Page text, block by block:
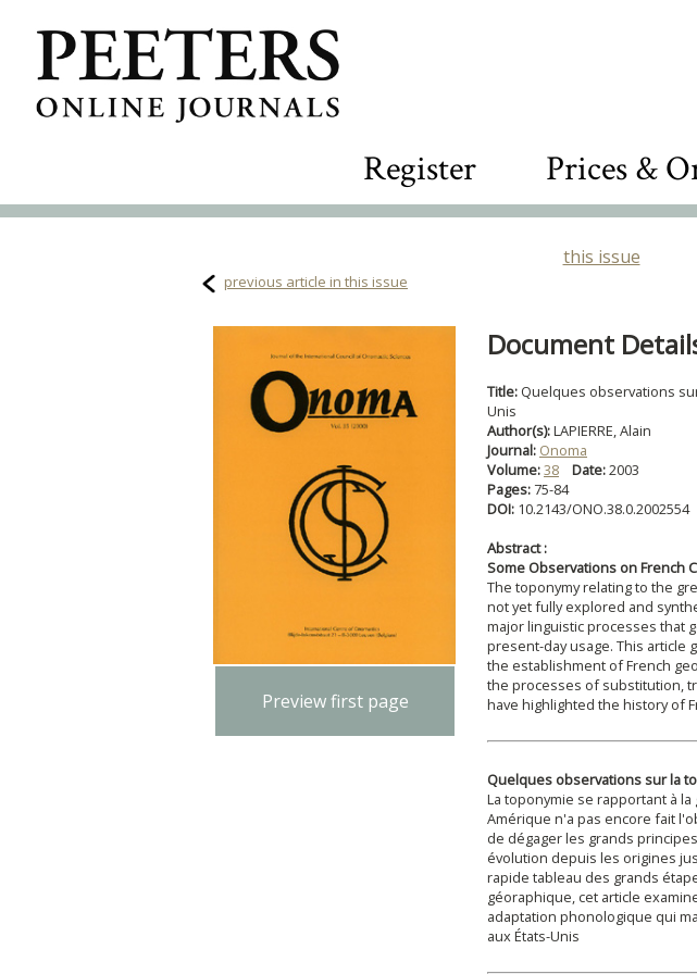
Register Prices &
this issue
previous article in this issue
Preview first page
Document
Title: Quelques observations
Unis
Author(s):LAPIERRE, Alain
Journal: Onoma
Volume:38 Date:2003
Pages: 75-84
DOI: 10.2143/ONO.38.0.2002554
Abstract :
Some Observations on French
The toponymy relating to the
not yet fully explored and
major linguistic processes that
present-day usage. This article
the establishment of French
the processes of substitution,
have highlighted the history of
Quelques observations sur la
La toponymie se rapportant à
Amérique n'a pas encore fait
de dégager les grands
évolution depuis les origines
rapide tableau des grands
géoraphique, cet article
adaptation phonologique qui
aux États-Unis